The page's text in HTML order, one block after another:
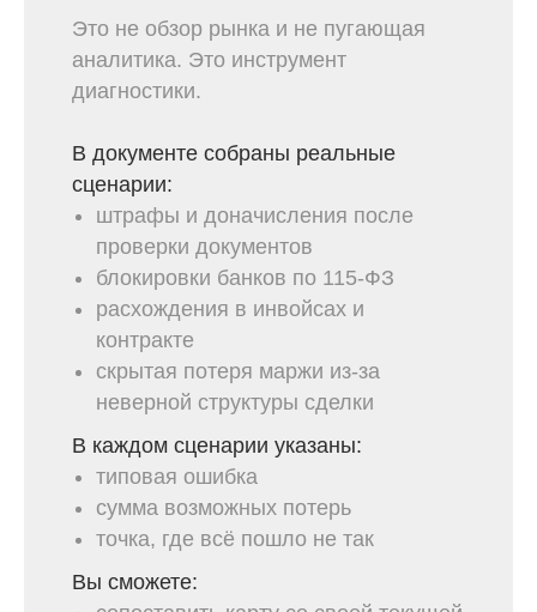
Это не обзор рынка и не пугающая
аналитика. Это инструмент
диагностики.
В документе собраны реальные
сценарии:
штрафы и доначисления после
проверки документов
блокировки банков по 115-ФЗ
расхождения в инвойсах и
контракте
скрытая потеря маржи из-за
неверной структуры сделки
В каждом сценарии указаны:
типовая ошибка
сумма возможных потерь
точка, где всё пошло не так
Вы сможете: